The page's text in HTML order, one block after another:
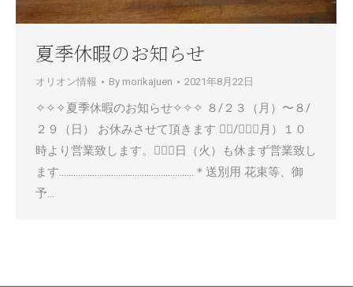
夏季休暇のお知らせ
オリオン情報 By morikajuen 2021年8月22日
✧✧✧夏季休暇のお知らせ✧✧✧ ８/２３（月）〜８/
２９（日） お休みさせて頂きます ８/３０（月）１０
時より営業致します。３１日（火）も休まず営業致し
ます…………………………………………………＊送別用 花束等、御
予…